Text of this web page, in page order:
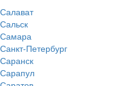
Салават
Сальск
Самара
Санкт-Петербург
Саранск
Сарапул